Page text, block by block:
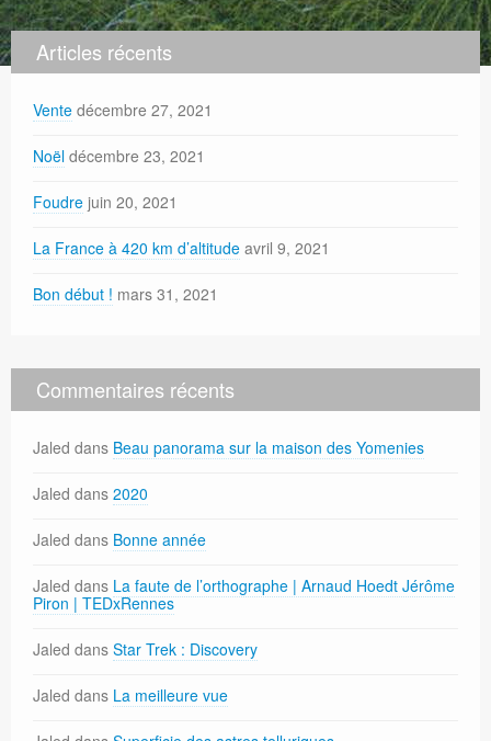
Articles récents
Vente décembre 27, 2021
Noël décembre 23, 2021
Foudre juin 20, 2021
La France à 420 km d’altitude avril 9, 2021
Bon début ! mars 31, 2021
Commentaires récents
Jaled dans Beau panorama sur la maison des Yomenies
Jaled dans 2020
Jaled dans Bonne année
Jaled dans La faute de l’orthographe | Arnaud Hoedt Jérôme
Piron | TEDxRennes
Jaled dans Star Trek : Discovery
Jaled dans La meilleure vue